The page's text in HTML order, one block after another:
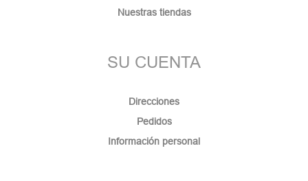
Nuestras tiendas
SU CUENTA
Direcciones
Pedidos
Información personal